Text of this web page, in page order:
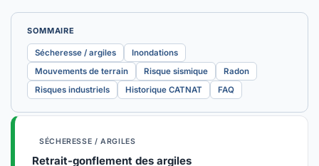
SOMMAIRE
Sécheresse / argiles
Inondations
Mouvements de terrain
Risque sismique
Radon
Risques industriels
Historique CATNAT FAQ
SÉCHERESSE / ARGILES
Retrait-gonflement des argiles